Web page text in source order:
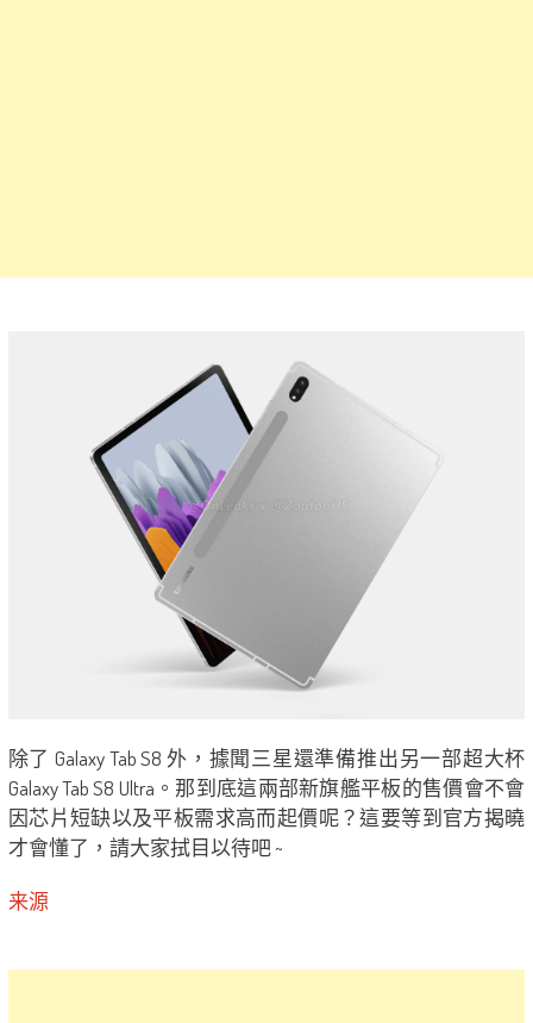
除了 Galaxy Tab S8 外，據聞三星還準備推出另一部超大杯
Galaxy Tab S8 Ultra。那到底這兩部新旗艦平板的售價會不會
因芯片短缺以及平板需求高而起價呢？這要等到官方揭曉
才會懂了，請大家拭目以待吧 ~
来源